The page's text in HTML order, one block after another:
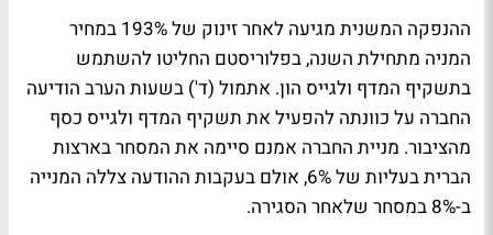
ההנפקה המשנית מגיעה לאחר זינוק של 193% במחיר
המניה מתחילת השנה, בפלוריסטם החליטו להשתמש
בתשקיף המדף ולגייס הון. אתמול (ד') בשעות הערב הודיעה
החברה על כוונתה להפעיל את תשקיף המדף ולגייס כסף
מהציבור. מניית החברה אמנם סיימה את המסחר בארצות
הברית בעליות של 6%, אולם בעקבות ההודעה צללה המנייה
ב-8% במסחר שלאחר הסגירה.